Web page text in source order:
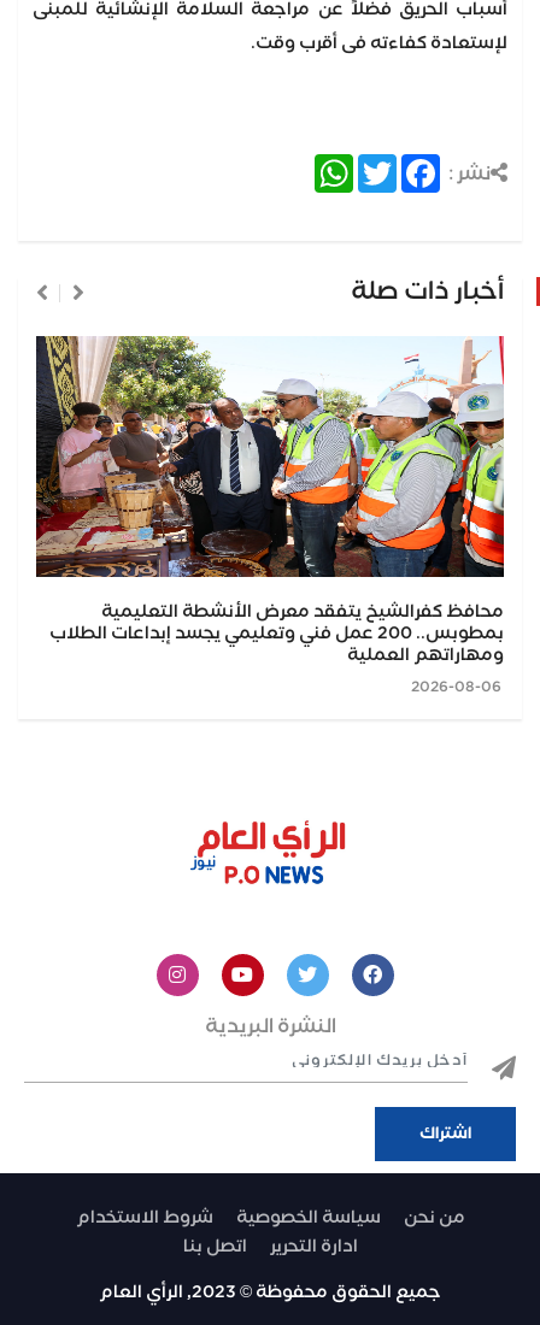
أسباب الحريق فضلاً عن مراجعة السلامة الإنشائية للمبنى
لإستعادة كفاءته فى أقرب وقت.
نشر : Facebook
Twitter
WhatsApp
أخبار ذات صلة
محافظ كفرالشيخ يتفقد معرض الأنشطة التعليمية
بمطوبس.. 200 عمل فني وتعليمي يجسد إبداعات الطلاب
ومهاراتهم العملية
النشرة البريدية
من نحن سياسة الخصوصية
شروط الاستخدام
ادارة التحرير
اتصل بنا
جميع الحقوق محفوظة © 2023, الرأي العام